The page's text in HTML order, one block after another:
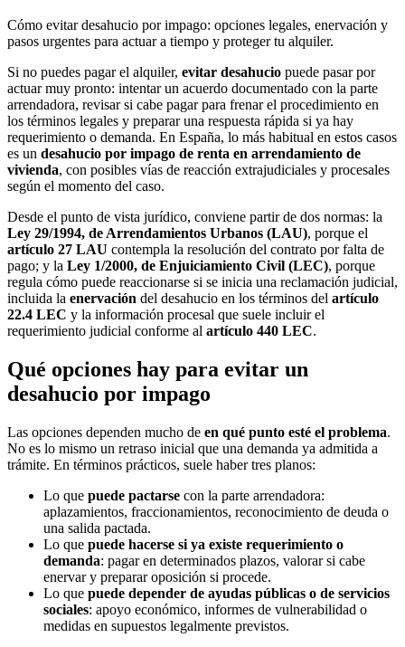
Cómo evitar desahucio por impago: opciones legales, enervación y
pasos urgentes para actuar a tiempo y proteger tu alquiler.
Si no puedes pagar el alquiler, evitar desahucio puede pasar por
actuar muy pronto: intentar un acuerdo documentado con la parte
arrendadora, revisar si cabe pagar para frenar el procedimiento en
los términos legales y preparar una respuesta rápida si ya hay
requerimiento o demanda. En España, lo más habitual en estos casos
es un desahucio por impago de renta en arrendamiento de
vivienda, con posibles vías de reacción extrajudiciales y procesales
según el momento del caso.
Desde el punto de vista jurídico, conviene partir de dos normas: la
Ley 29/1994, de Arrendamientos Urbanos (LAU), porque el
artículo 27 LAU contempla la resolución del contrato por falta de
pago; y la Ley 1/2000, de Enjuiciamiento Civil (LEC), porque
regula cómo puede reaccionarse si se inicia una reclamación judicial,
incluida la enervación del desahucio en los términos del artículo
22.4 LEC y la información procesal que suele incluir el
requerimiento judicial conforme al artículo 440 LEC.
Qué opciones hay para evitar un
desahucio por impago
Las opciones dependen mucho de en qué punto esté el problema.
No es lo mismo un retraso inicial que una demanda ya admitida a
trámite. En términos prácticos, suele haber tres planos:
Lo que puede pactarse con la parte arrendadora:
aplazamientos, fraccionamientos, reconocimiento de deuda o
una salida pactada.
Lo que puede hacerse si ya existe requerimiento o
demanda: pagar en determinados plazos, valorar si cabe
enervar y preparar oposición si procede.
Lo que puede depender de ayudas públicas o de servicios
sociales: apoyo económico, informes de vulnerabilidad o
medidas en supuestos legalmente previstos.